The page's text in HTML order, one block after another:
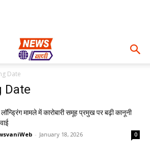
Date
Date
लॉन्ड्रिंग मामले में कारोबारी समूह प्रमुख पर बढ़ी कानूनी
- January 18, 2026 0